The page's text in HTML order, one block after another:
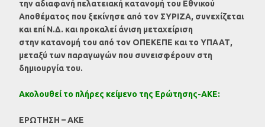
την αδιαφανή πελατειακή κατανομή του Εθνικού
Αποθέματος που ξεκίνησε από τον ΣΥΡΙΖΑ, συνεχίζεται
και επί Ν.Δ. και προκαλεί άνιση μεταχείριση
στην κατανομή του από τον ΟΠΕΚΕΠΕ και το ΥΠΑΑΤ,
μεταξύ των παραγωγών που συνεισφέρουν στη
δημιουργία του.
Ακολουθεί το πλήρες κείμενο της Ερώτησης-ΑΚΕ:
ΕΡΩΤΗΣΗ – ΑΚΕ